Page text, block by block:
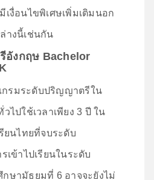
เงื่อนไขพิเศษเพิ่มเติมนอก
างนี้เช่นกัน
อังกฤษ Bachelor
รมระดับปริญญาตรีใน
ไปใช้เวลาเพียง 3 ปี ใน
ยนไทยที่จบระดับ
เข้าไปเรียนในระดับ
ษามัธยมที่ 6 อาจจะยังไม่